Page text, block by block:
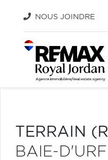
NOUS JOINDRE
TERRAIN
BAIE-